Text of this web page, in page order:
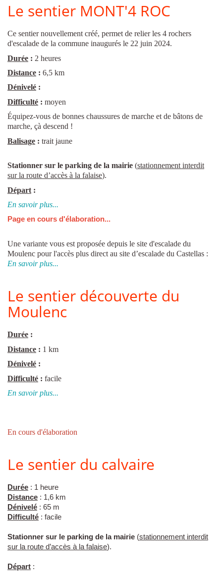
Le sentier MONT'4 ROC
Ce sentier nouvellement créé, permet de relier les 4 rochers
d'escalade de la commune inaugurés le 22 juin 2024.
Durée : 2 heures
Distance : 6,5 km
Dénivelé :
Difficulté : moyen
Équipez-vous de bonnes chaussures de marche et de bâtons de
marche, çà descend !
Balisage : trait jaune
Stationner sur le parking de la mairie (stationnement interdit
sur la route d’accès à la falaise).
Départ :
En savoir plus...
Page en cours d'élaboration...
Une variante vous est proposée depuis le site d'escalade du
Moulenc pour l'accès plus direct au site d’escalade du Castellas :
En savoir plus...
Le sentier découverte du
Moulenc
Durée :
Distance : 1 km
Dénivelé :
Difficulté : facile
En savoir plus...
En cours d'élaboration
Le sentier du calvaire
Durée : 1 heure
Distance : 1,6 km
Dénivelé : 65 m
Difficulté : facile
Stationner sur le parking de la mairie (stationnement interdit
sur la route d’accès à la falaise).
Départ :